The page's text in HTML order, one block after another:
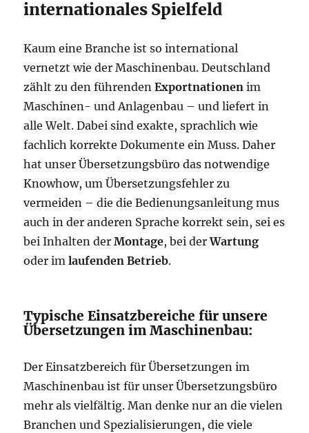
internationales Spielfeld
Kaum eine Branche ist so international
vernetzt wie der Maschinenbau. Deutschland
zählt zu den führendenExportnationen im
Maschinen- und Anlagenbau – und liefert in
alle Welt. Dabei sind exakte, sprachlich wie
fachlich korrekte Dokumente ein Muss. Daher
hat unser Übersetzungsbüro das notwendige
Knowhow, um Übersetzungsfehler zu
vermeiden – die die Bedienungsanleitung mus
auch in der anderen Sprache korrekt sein, sei es
bei Inhalten derMontage, bei derWartung
oder imlaufenden Betrieb.
Typische Einsatzbereiche für unsere
Übersetzungen im Maschinenbau:
Der Einsatzbereich für Übersetzungen im
Maschinenbau ist für unser Übersetzungsbüro
mehr als vielfältig. Man denke nur an die vielen
Branchen und Spezialisierungen, die viele